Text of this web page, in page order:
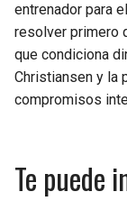
entrenador para
resolver primero
que condiciona
Christiansen y la
compromisos
Te puede